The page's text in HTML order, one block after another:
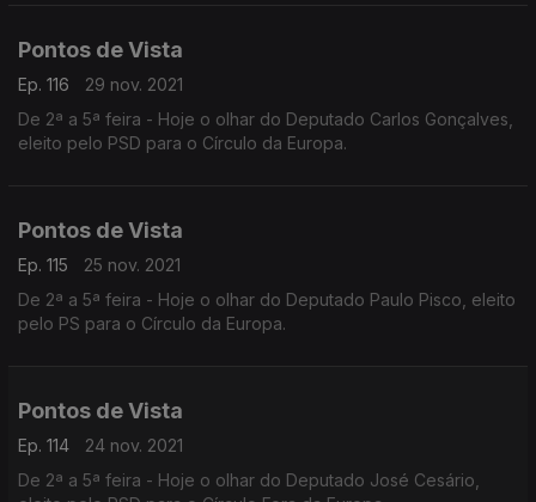
Pontos de Vista
Ep. 116
29 nov. 2021
De 2ª a 5ª feira - Hoje o olhar do Deputado Carlos Gonçalves,
eleito pelo PSD para o Círculo da Europa.
Pontos de Vista
Ep. 115
25 nov. 2021
De 2ª a 5ª feira - Hoje o olhar do Deputado Paulo Pisco, eleito
pelo PS para o Círculo da Europa.
Pontos de Vista
Ep. 114
24 nov. 2021
De 2ª a 5ª feira - Hoje o olhar do Deputado José Cesário,